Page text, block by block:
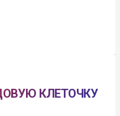
КЛЕТОЧКУ